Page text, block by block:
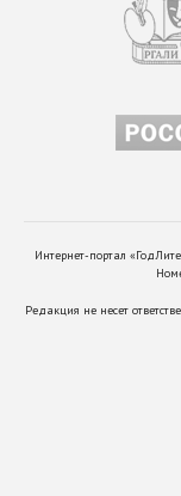
Интернет-портал
Редакция не несет